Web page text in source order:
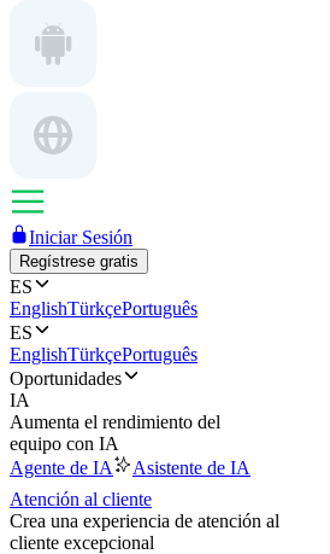
Iniciar Sesión
Regístrese gratis
ES
EnglishTürkçePortuguês
ES
EnglishTürkçePortuguês
Oportunidades
IA
Aumenta el rendimiento del
equipo con IA
Agente de IA
Asistente de IA
Atención al cliente
Crea una experiencia de atención al
cliente excepcional